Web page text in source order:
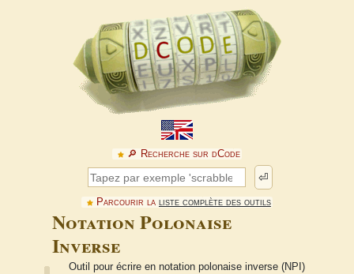
🔎︎ Recherche sur dCode
⏎
Parcourir la liste complète des outils
Notation Polonaise
Inverse
Outil pour écrire en notation polonaise inverse (NPI)